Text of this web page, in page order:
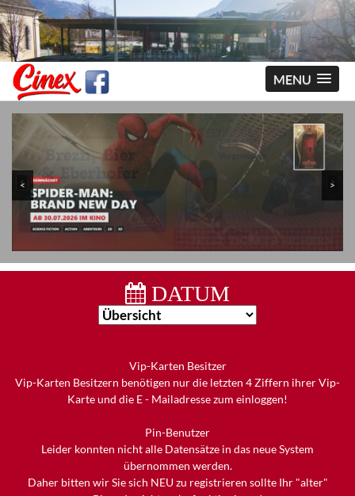
MENU
< >
DATUM
Vip-Karten Besitzer
Vip-Karten Besitzern benötigen nur die letzten 4 Ziffern ihrer Vip-
Karte und die E - Mailadresse zum einloggen!
Pin-Benutzer
Leider konnten nicht alle Datensätze in das neue System
übernommen werden.
Daher bitten wir Sie sich NEU zu registrieren sollte Ihr "alter"